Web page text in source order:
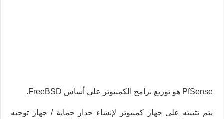
PfSense هو توزيع برامج الكمبيوتر على أساس FreeBSD.
يتم تثبيته على جهاز كمبيوتر لإنشاء جدار حماية / جهاز توجيه